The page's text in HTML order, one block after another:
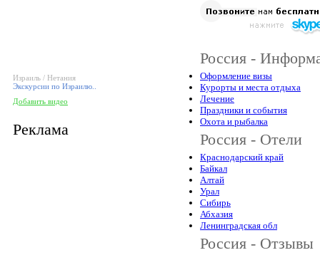
Израиль / Нетания
Экскурсии по Израилю..
Добавить видео
Реклама
Россия -
Оформление визы
Курорты и места отдыха
Лечение
Праздники и события
Охота и рыбалка
Россия - Отели
Краснодарский край
Байкал
Алтай
Урал
Сибирь
Абхазия
Ленинградская обл
Россия - Отзывы